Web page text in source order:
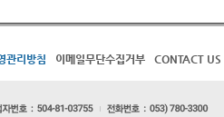
관리방침 이메일무단수집거부 CONTACT US